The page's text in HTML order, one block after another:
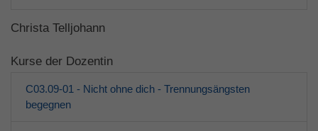
Christa Telljohann
Kurse der Dozentin
C03.09-01 - Nicht ohne dich - Trennungsängsten
begegnen